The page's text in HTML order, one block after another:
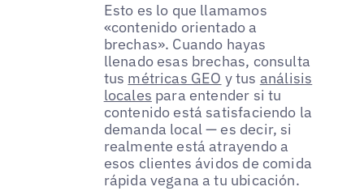
Esto es lo que llamamos
«contenido orientado a
brechas». Cuando hayas
llenado esas brechas, consulta
tus métricas GEO y tus análisis
locales para entender si tu
contenido está satisfaciendo la
demanda local — es decir, si
realmente está atrayendo a
esos clientes ávidos de comida
rápida vegana a tu ubicación.